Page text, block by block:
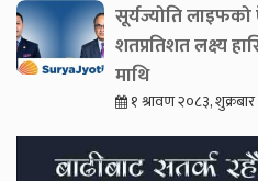
सूर्यज्योति
शतप्रतिशत लक्ष्य
माथि
१ श्रावण २०८३,